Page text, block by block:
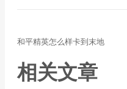
和平精英怎么样卡到末地
相关文章